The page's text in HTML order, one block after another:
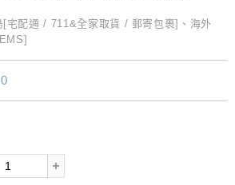
[宅配通 / 711&全家取貨 / 郵寄包裹]、海外